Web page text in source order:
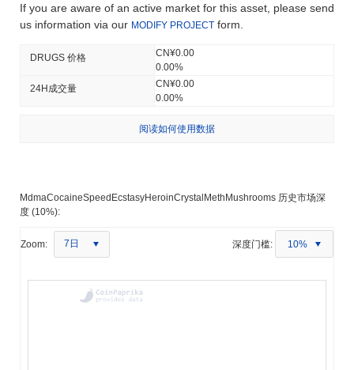
If you are aware of an active market for this asset, please send
us information via our MODIFY PROJECT form.
DRUGS 价格
CN¥0.00
0.00%
24H成交量
CN¥0.00
0.00%
阅读如何使用数据
MdmaCocaineSpeedEcstasyHeroinCrystalMethMushrooms 历史市场深
度 (10%):
Zoom: 7日 深度门槛: 10%